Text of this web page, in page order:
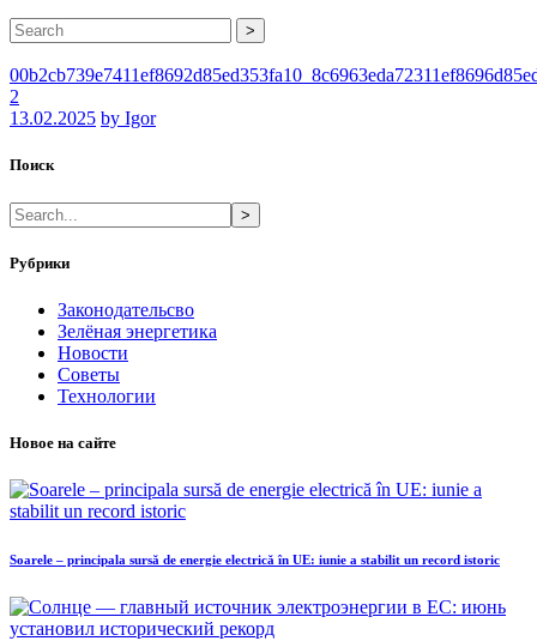
>
2
13.02.2025 by Igor
Поиск
>
Рубрики
Законодательсво
Зелёная энергетика
Новости
Советы
Технологии
Новое на сайте
Soarele – principala sursă de energie electrică în UE: iunie a stabilit un record istoric